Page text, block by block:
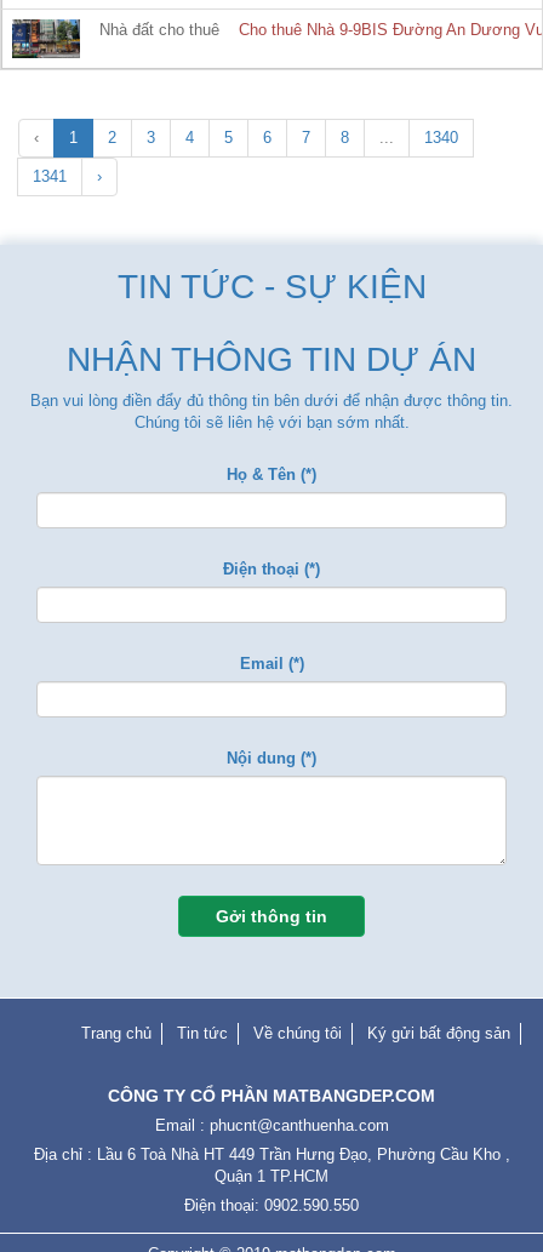
Nhà đất cho thuê Cho thuê Nhà 9-9BIS Đường An Dương
‹ 1 2 3 4 5 6 7 8 ... 1340
1341 ›
TIN TỨC - SỰ KIỆN
NHẬN THÔNG TIN DỰ ÁN
Bạn vui lòng điền đẩy đủ thông tin bên dưới để nhận được thông tin.
Chúng tôi sẽ liên hệ với bạn sớm nhất.
Họ & Tên (*)
Điện thoại (*)
Email (*)
Nội dung (*)
Gởi thông tin
Trang chủ Tin tức Về chúng tôi Ký gửi bất động sản
CÔNG TY CỔ PHẦN MATBANGDEP.COM
Email : phucnt@canthuenha.com
Địa chỉ : Lầu 6 Toà Nhà HT 449 Trần Hưng Đạo, Phường Cầu Kho ,
Quận 1 TP.HCM
Điện thoại: 0902.590.550